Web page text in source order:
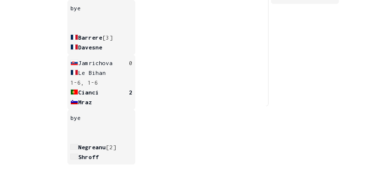
bye
Barrere[3]
Davesne
Jamrichova
0
Le Bihan
1-6, 1-6
Cianci
2
Mraz
bye
Negreanu[2]
Shroff